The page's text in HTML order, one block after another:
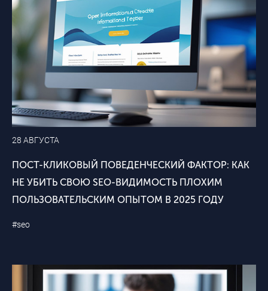
28 АВГУСТА
ПОСТ-КЛИКОВЫЙ ПОВЕДЕНЧЕСКИЙ ФАКТОР: КАК
НЕ УБИТЬ СВОЮ SEO-ВИДИМОСТЬ ПЛОХИМ
ПОЛЬЗОВАТЕЛЬСКИМ ОПЫТОМ В 2025 ГОДУ
#seo